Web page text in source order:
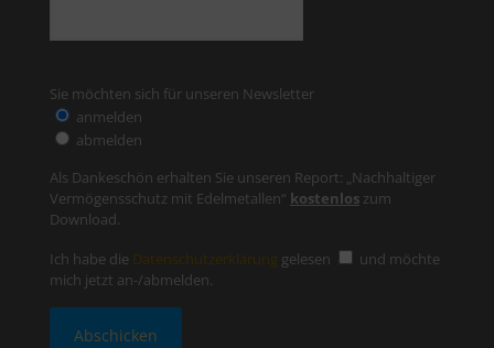
Sie möchten sich für unseren Newsletter
anmelden
abmelden
Als Dankeschön erhalten Sie unseren Report: „Nachhaltiger
Vermögensschutz mit Edelmetallen“ kostenlos zum
Download.
Ich habe die Datenschutzerklärung gelesen
und möchte
mich jetzt an-/abmelden.